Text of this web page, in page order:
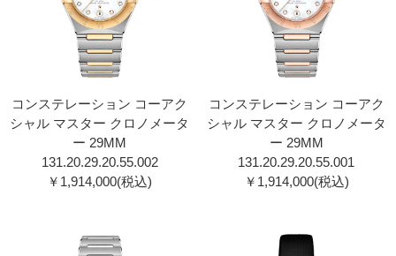
コンステレーション コーアク
シャル マスター クロノメータ
ー 29MM
131.20.29.20.55.002
￥1,914,000(税込)
コンステレーション コーアク
シャル マスター クロノメータ
ー 29MM
131.20.29.20.55.001
￥1,914,000(税込)